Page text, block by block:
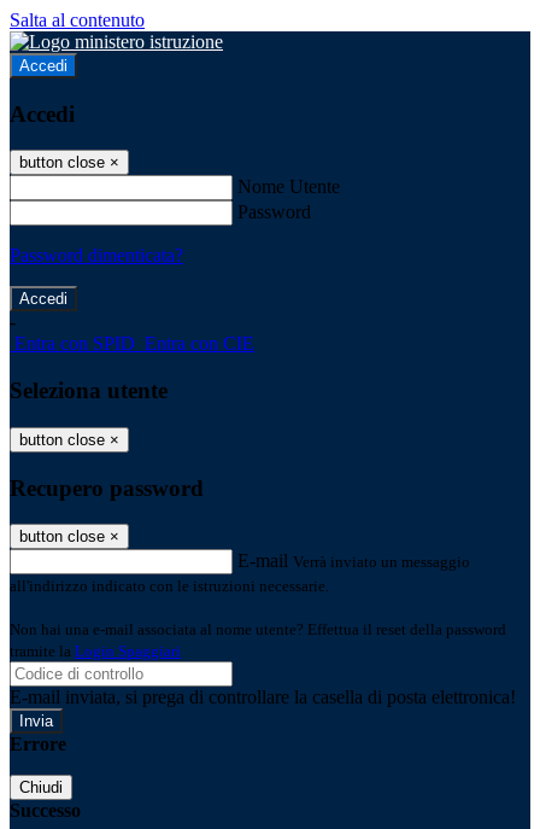
Salta al contenuto
Accedi
Accedi
button close ×
Nome Utente
Password
Password dimenticata?
-
Entra con SPID Entra con CIE
Seleziona utente
button close ×
Recupero password
button close ×
E-mail Verrà inviato un messaggio
all'indirizzo indicato con le istruzioni necessarie.
Non hai una e-mail associata al nome utente? Effettua il reset della password
tramite la Login Spaggiari
E-mail inviata, si prega di controllare la casella di posta elettronica!
Errore
Chiudi
Successo